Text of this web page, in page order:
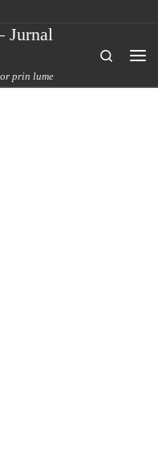
Jurnal
prin lume
Search